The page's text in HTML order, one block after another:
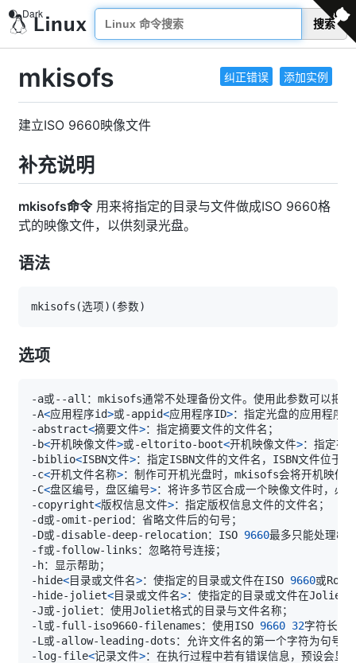
搜索
纠正错误 添加实例
mkisofs
建立ISO 9660映像文件
补充说明
mkisofs命令用来将指定的目录与文件做成ISO 9660格
式的映像文件，以供刻录光盘。
语法
mkisofs (选项) (参数)
选项
-A<应用程序id>或-appid<应用程序ID>
-abstract<摘要文件>
-b<开机映像文件>或-eltorito-boot<开机映像文件>
-biblio<ISBN文件>
-c<开机文件名称>：制作可开机光盘时，mkisofs会将开机
-C<盘区编号，盘区编号>
-copyright<版权信息文件>
-D或-disable-deep-relocation：ISO 9660最多只能处理8
-hide<目录或文件名>：使指定的目录或文件在ISO 9660
-hide-joliet<目录或文件名>
-l或-full-iso9660-filenames：使用ISO 9660 32
-log-file<记录文件>